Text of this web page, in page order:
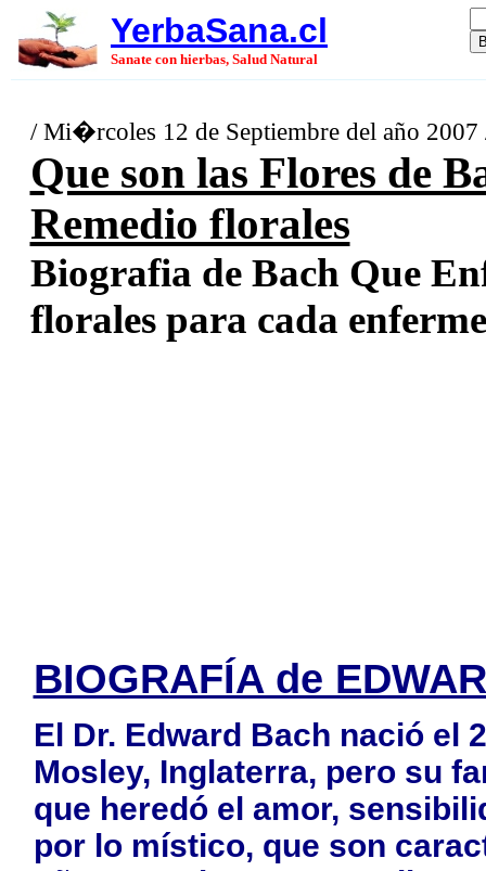
YerbaSana.cl
Sanate con hierbas, Salud Natural
/ Mi�rcoles 12 de Septiembre del año
Que son las Flores de
Remedio florales
Biografia de Bach Que
florales para cada
BIOGRAFÍA de
El Dr. Edward Bach nació el
Mosley, Inglaterra, pero su
que heredó el amor,
por lo místico, que son